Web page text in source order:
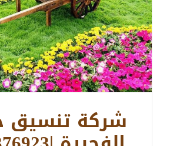
شركة تنسيق